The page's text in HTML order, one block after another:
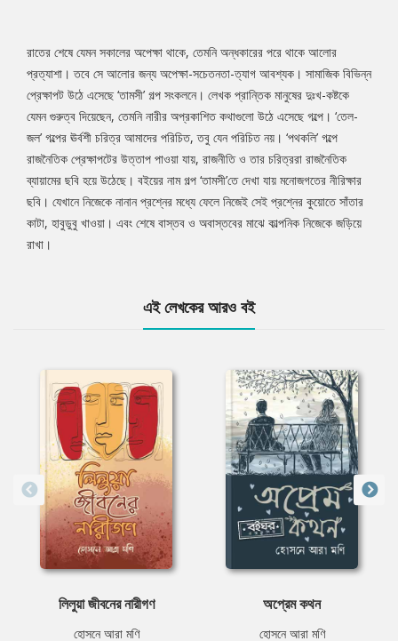
Tab
Article
রাতের শেষে যেমন সকালের অপেক্ষা থাকে, তেমনি অন্ধকারের পরে থাকে আলোর
প্রত্যাশা। তবে সে আলোর জন্য অপেক্ষা-সচেতনতা-ত্যাগ আবশ্যক। সামাজিক বিভিন্ন
প্রেক্ষাপট উঠে এসেছে ‘তামসী’ গল্প সংকলনে। লেখক প্রান্তিক মানুষের দুঃখ-কষ্টকে
যেমন গুরুত্ব দিয়েছেন, তেমনি নারীর অপ্রকাশিত কথাগুলো উঠে এসেছে গল্পে। ‘তেল-
জল’ গল্পের ঊর্বশী চরিত্র আমাদের পরিচিত, তবু যেন পরিচিত নয়। ‘পথকলি’ গল্পে
রাজনৈতিক প্রেক্ষাপটের উত্তাপ পাওয়া যায়, রাজনীতি ও তার চরিত্ররা রাজনৈতিক
ব্যায়ামের ছবি হয়ে উঠেছে। বইয়ের নাম গল্প ‘তামসী’তে দেখা যায় মনোজগতের নীরিক্ষার
ছবি। যেখানে নিজেকে নানান প্রশ্নের মধ্যে ফেলে নিজেই সেই প্রশ্নের কুয়োতে সাঁতার
কাটা, হাবুডুবু খাওয়া। এবং শেষে বাস্তব ও অবাস্তবের মাঝে কাল্পনিক নিজেকে জড়িয়ে
রাখা।
এই লেখকের আরও বই
লিলুয়া জীবনের নারীগণ
হোসনে আরা মণি
অপ্রেম কথন
হোসনে আরা মণি